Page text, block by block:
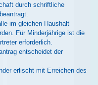
durch schriftliche
im gleichen Haushalt
Für Minderjährige ist die
erforderlich.
entscheidet der
erlischt mit Erreichen des